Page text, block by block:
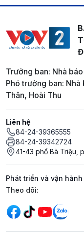
Trưởng ban: Nhà
Phó trưởng ban: Nhà
Thân, Hoài Thu
Liên hệ
84-24-39365555
84-24-39342724
41-43 phố Bà Triệu,
Phát triển và vận
Mạng xã hội
Theo dõi: